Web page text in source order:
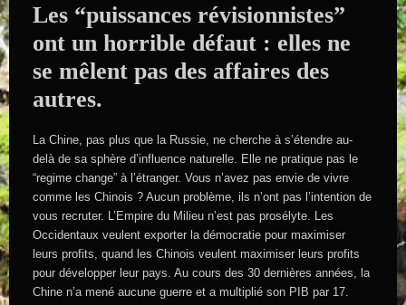
Les “puissances révisionnistes”
ont un horrible défaut : elles ne
se mêlent pas des affaires des
autres.
La Chine, pas plus que la Russie, ne cherche à s’étendre au-
delà de sa sphère d’influence naturelle. Elle ne pratique pas le
“regime change” à l’étranger. Vous n’avez pas envie de vivre
comme les Chinois ? Aucun problème, ils n’ont pas l’intention de
vous recruter. L’Empire du Milieu n’est pas prosélyte. Les
Occidentaux veulent exporter la démocratie pour maximiser
leurs profits, quand les Chinois veulent maximiser leurs profits
pour développer leur pays. Au cours des 30 dernières années, la
Chine n’a mené aucune guerre et a multiplié son PIB par 17.